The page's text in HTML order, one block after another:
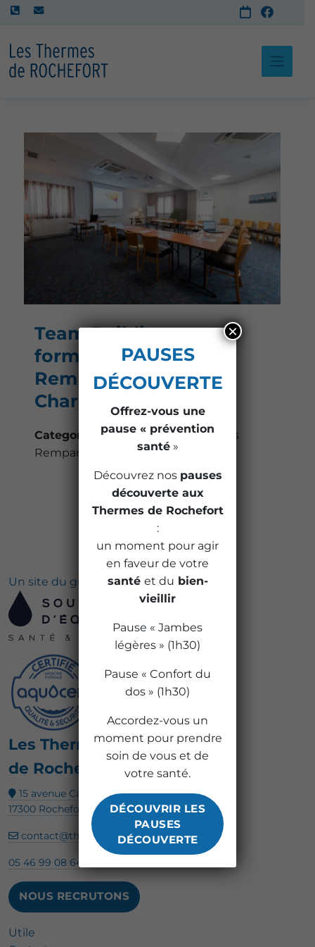
Team Building et
formation Hôtel des
Remparts Rochefort
Charente Maritime
Categories:
Hôtel et Restaurant des
Remparts
Un site du groupe
Les Thermes
de Rochefort
15 avenue Camille Pelletan
17300 Rochefort
contact@thermes-rochefort.com
05 46 99 08 64
NOUS RECRUTONS
Utile
PAUSES
DÉCOUVERTE
Offrez-vous une
pause « prévention
santé»
Découvrez nos pauses
découverte aux
Thermes de Rochefort
:
un moment pour agir
en faveur de votre
santé et du bien-
vieillir
Pause « Jambes
légères » (1h30)
Pause « Confort du
dos » (1h30)
Accordez-vous un
moment pour prendre
soin de vous et de
votre santé.
DÉCOUVRIR LES
PAUSES
DÉCOUVERTE
×